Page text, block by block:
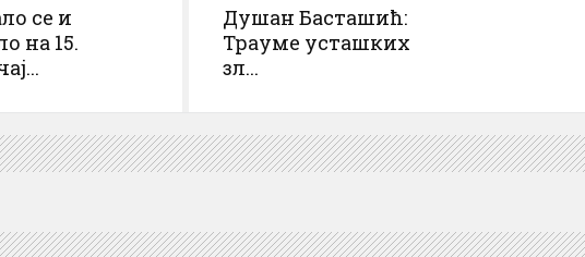
се и
на 15.
Душан Басташић:
Трауме усташких
зл...